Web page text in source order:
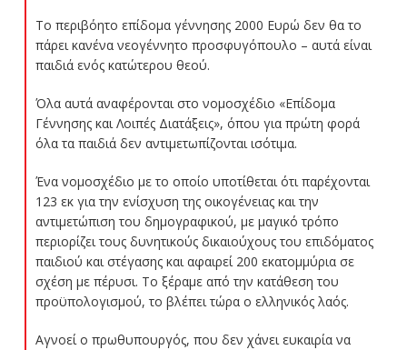
Το περιβόητο επίδομα γέννησης 2000 Ευρώ δεν θα το
πάρει κανένα νεογέννητο προσφυγόπουλο – αυτά είναι
παιδιά ενός κατώτερου θεού.
Όλα αυτά αναφέρονται στο νομοσχέδιο «Επίδομα
Γέννησης και Λοιπές Διατάξεις», όπου για πρώτη φορά
όλα τα παιδιά δεν αντιμετωπίζονται ισότιμα.
Ένα νομοσχέδιο με το οποίο υποτίθεται ότι παρέχονται
123 εκ για την ενίσχυση της οικογένειας και την
αντιμετώπιση του δημογραφικού, με μαγικό τρόπο
περιορίζει τους δυνητικούς δικαιούχους του επιδόματος
παιδιού και στέγασης και αφαιρεί 200 εκατομμύρια σε
σχέση με πέρυσι. Το ξέραμε από την κατάθεση του
προϋπολογισμού, το βλέπει τώρα ο ελληνικός λαός.
Αγνοεί ο πρωθυπουργός, που δεν χάνει ευκαιρία να